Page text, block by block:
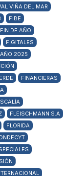
VIÑA DEL MAR
FIBE
DE AÑO
FIGITALES
2025
FINANCIERAS
FLEISCHMANN S.A
FLORIDA